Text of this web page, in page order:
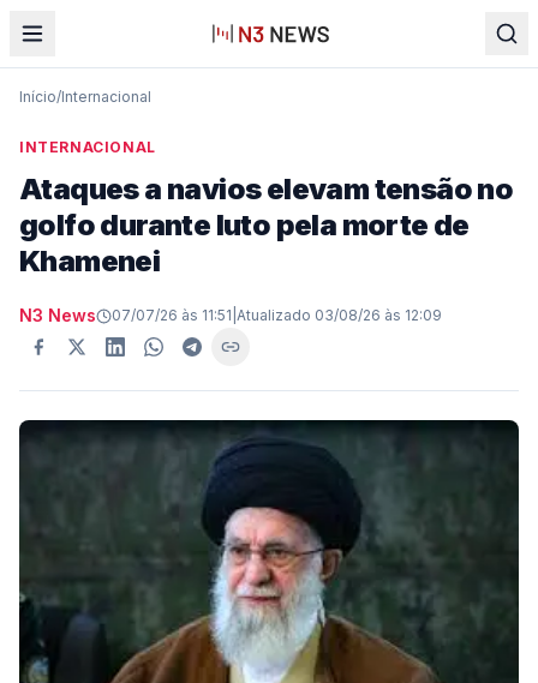
Início/Internacional
INTERNACIONAL
Ataques a navios elevam tensão no
golfo durante luto pela morte de
Khamenei
N3 News 07/07/26 às 11:51 Atualizado 03/08/26 às 12:09